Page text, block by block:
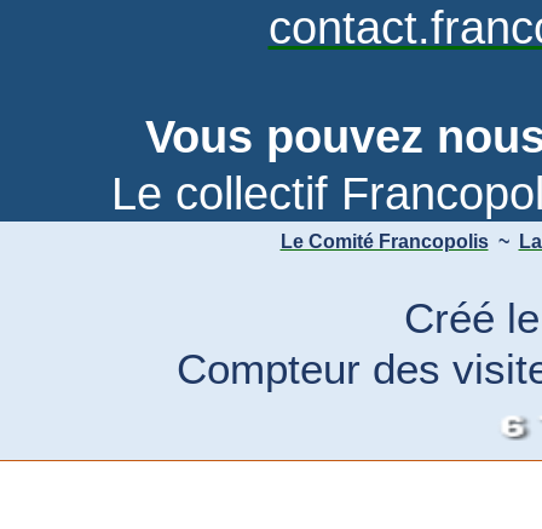
Vous pouvez
Le collectif
Le Comité Francopolis ~
Créé
Compteur des